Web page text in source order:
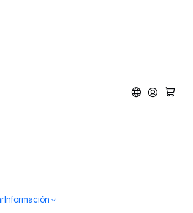
Información
700ml)
y marítimo de Talisker. Elaborado